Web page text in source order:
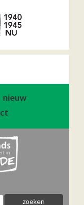
nieuw